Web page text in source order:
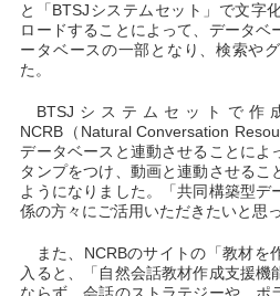
と「BTSJシステムセット」で文字
ロードすることによって、データベ
ータベースの一部となり、検索や
た。
BTSJシステムセットで作
NCRB（Natural Conversation
データベースと連動させることによ
タンプをつけ、動画と連動させるこ
ようになりました。「共同構築型デ
係の方々にご活用いただきたいと思
また、NCRBのサイトの「教材を
入ると、「自然会話教材作成支援機